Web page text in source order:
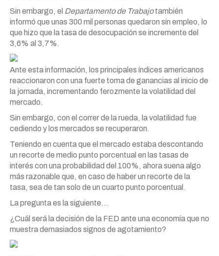
Sin embargo, el Departamento de Trabajotambién
informó que unas 300 mil personas quedaron sin empleo, lo
que hizo que la tasa de desocupación se incremente del
3,6% al 3,7%.
Ante esta información, los principales índices americanos
reaccionaron con una fuerte toma de ganancias al inicio de
la jornada, incrementando ferozmente la volatilidad del
mercado.
Sin embargo, con el correr de la rueda, la volatilidad fue
cediendo y los mercados se recuperaron.
Teniendo en cuenta que el mercado estaba descontando
un recorte de medio punto porcentual en las tasas de
interés con una probabilidad del 100%, ahora suena algo
más razonable que, en caso de haber un recorte de la
tasa, sea de tan solo de un cuarto punto porcentual.
La pregunta es la siguiente…
¿Cuál será la decisión de la FED ante una economía que no
muestra demasiados signos de agotamiento?